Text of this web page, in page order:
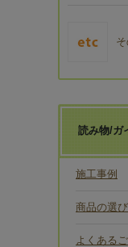
読み物/ガ
施工事例
商品の選
よくある